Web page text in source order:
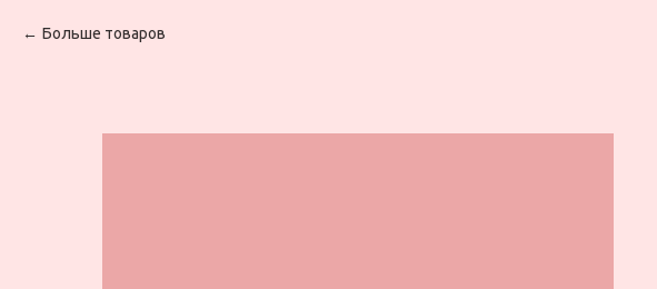
Больше товаров